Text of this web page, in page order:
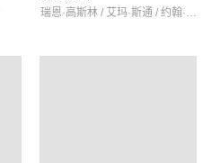
瑞恩·高斯林 / 艾玛·斯通 / 约翰·传奇